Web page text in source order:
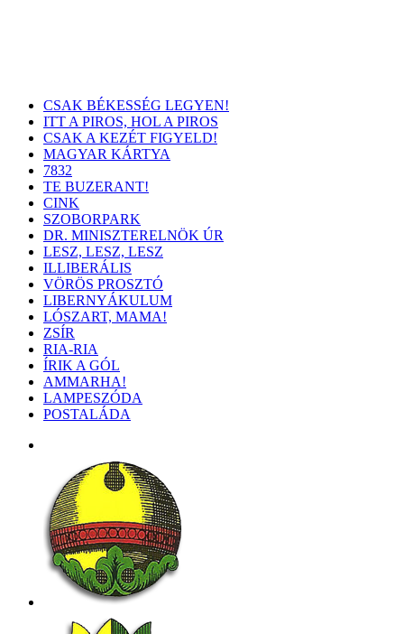
CSAK BÉKESSÉG LEGYEN!
ITT A PIROS, HOL A PIROS
CSAK A KEZÉT FIGYELD!
MAGYAR KÁRTYA
7832
TE BUZERANT!
CINK
SZOBORPARK
DR. MINISZTERELNÖK ÚR
LESZ, LESZ, LESZ
ILLIBERÁLIS
VÖRÖS PROSZTÓ
LIBERNYÁKULUM
LÓSZART, MAMA!
ZSÍR
RIA-RIA
ÍRIK A GÓL
AMMARHA!
LAMPESZÓDA
POSTALÁDA